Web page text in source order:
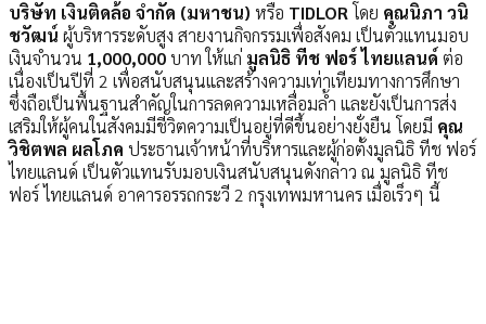
บริษัท เงินติดล้อ จำกัด (มหาชน) หรือ TIDLOR โดย คุณนิภา วนิ
ชวัฒน์ ผู้บริหารระดับสูง สายงานกิจกรรมเพื่อสังคม เป็นตัวแทนมอบ
เงินจำนวน 1,000,000 บาท ให้แก่ มูลนิธิ ทีช ฟอร์ ไทยแลนด์ ต่อ
เนื่องเป็นปีที่ 2 เพื่อสนับสนุนและสร้างความเท่าเทียมทางการศึกษา
ซึ่งถือเป็นพื้นฐานสำคัญในการลดความเหลื่อมล้ำ และยังเป็นการส่ง
เสริมให้ผู้คนในสังคมมีชีวิตความเป็นอยู่ที่ดีขึ้นอย่างยั่งยืน โดยมี คุณ
วิชิตพล ผลโภค ประธานเจ้าหน้าที่บริหารและผู้ก่อตั้งมูลนิธิ ทีช ฟอร์
ไทยแลนด์ เป็นตัวแทนรับมอบเงินสนับสนุนดังกล่าว ณ มูลนิธิ ทีช
ฟอร์ ไทยแลนด์ อาคารอรรถกระวี 2 กรุงเทพมหานคร เมื่อเร็วๆ นี้